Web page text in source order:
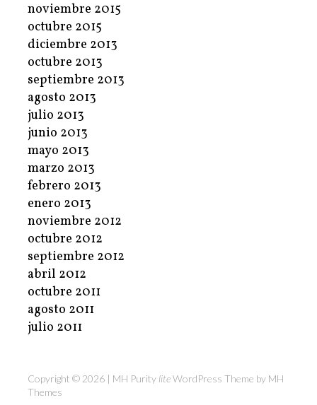
noviembre 2015
octubre 2015
diciembre 2013
octubre 2013
septiembre 2013
agosto 2013
julio 2013
junio 2013
mayo 2013
marzo 2013
febrero 2013
enero 2013
noviembre 2012
octubre 2012
septiembre 2012
abril 2012
octubre 2011
agosto 2011
julio 2011
Copyright © 2026 | MH Purity liteWordPress Theme by MH
Themes